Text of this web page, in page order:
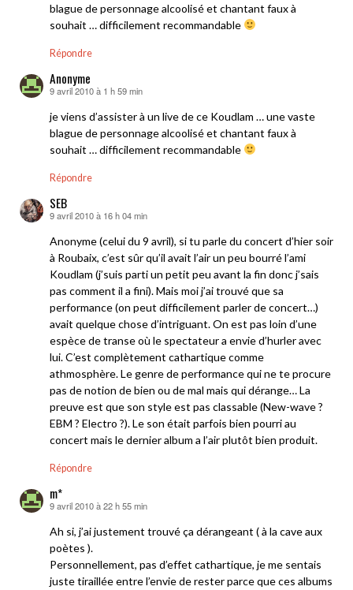
blague de personnage alcoolisé et chantant faux à
souhait … difficilement recommandable
Répondre
Anonyme
dit :
9 avril 2010 à 1 h 59 min
je viens d’assister à un live de ce Koudlam … une vaste
blague de personnage alcoolisé et chantant faux à
souhait … difficilement recommandable
Répondre
SEB
dit :
9 avril 2010 à 16 h 04 min
Anonyme (celui du 9 avril), si tu parle du concert d’hier soir
à Roubaix, c’est sûr qu’il avait l’air un peu bourré l’ami
Koudlam (j’suis parti un petit peu avant la fin donc j’sais
pas comment il a fini). Mais moi j’ai trouvé que sa
performance (on peut difficilement parler de concert…)
avait quelque chose d’intriguant. On est pas loin d’une
espèce de transe où le spectateur a envie d’hurler avec
lui. C’est complètement cathartique comme
athmosphère. Le genre de performance qui ne te procure
pas de notion de bien ou de mal mais qui dérange… La
preuve est que son style est pas classable (New-wave ?
EBM ? Electro ?). Le son était parfois bien pourri au
concert mais le dernier album a l’air plutôt bien produit.
Répondre
m*
dit :
9 avril 2010 à 22 h 55 min
Ah si, j’ai justement trouvé ça dérangeant ( à la cave aux
poètes ).
Personnellement, pas d’effet cathartique, je me sentais
juste tiraillée entre l’envie de rester parce que ces albums